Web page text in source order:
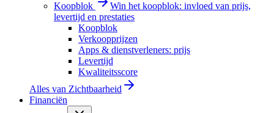
Koopblok
Win het koopblok: invloed van prijs,
levertijd en prestaties
Koopblok
Verkoopprijzen
Apps & dienstverleners: prijs
Levertijd
Kwaliteitsscore
Alles van Zichtbaarheid
Financiën